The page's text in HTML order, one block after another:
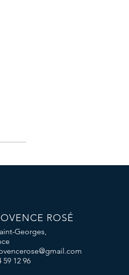
ROSÉ
Georges,
59 12 96